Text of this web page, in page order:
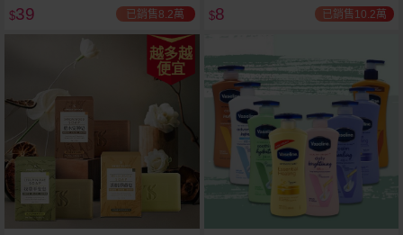
$39 已銷售8.2萬 $8 已銷售10.2萬
越多越
便宜